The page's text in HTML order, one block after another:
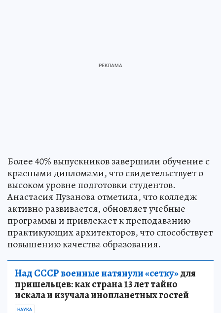
Более 40% выпускников завершили обучение с
красными дипломами, что свидетельствует о
высоком уровне подготовки студентов.
Анастасия Пузанова отметила, что колледж
активно развивается, обновляет учебные
программы и привлекает к преподаванию
практикующих архитекторов, что способствует
повышению качества образования.
Над СССР военные натянули «сетку»для
пришельцев: как страна 13 лет тайно
искала и изучала инопланетных гостей
НАУКА